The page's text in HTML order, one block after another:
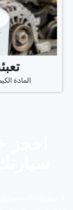
المادة